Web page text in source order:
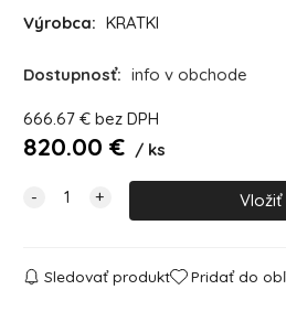
Výrobca: KRATKI
Dostupnosť: info v obchode
666.67€ bez DPH
820.00 € ks
Sledovať produkt Pridať do